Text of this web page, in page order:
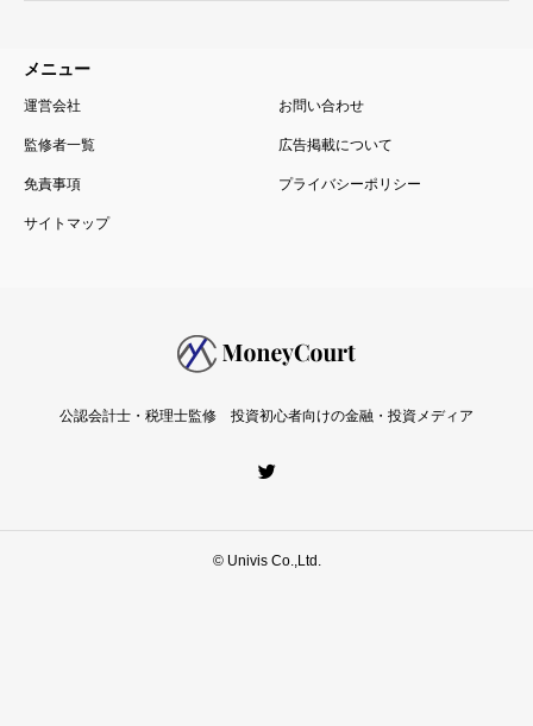
免責事項
サイトマップ